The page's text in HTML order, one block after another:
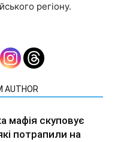
регіону.
AUTHOR
мафія скуповує
потрапили на